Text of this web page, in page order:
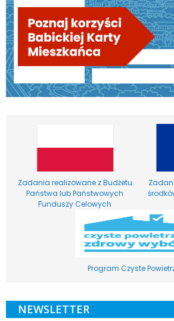
Zadania realizowane z Budżetu
Państwa lub Państwowych
Funduszy Celowych
Program Czyste
NEWSLETTER